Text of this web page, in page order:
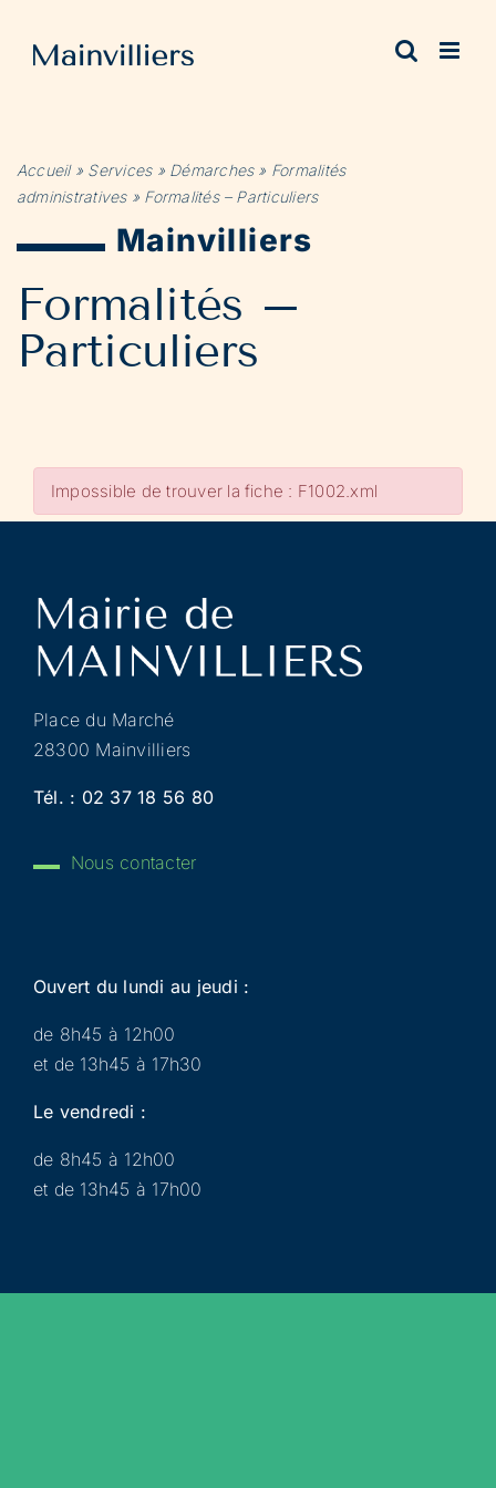
contenu
Accueil» Services» Démarches» Formalités
administratives» Formalités – Particuliers
Mainvilliers
Formalités –
Particuliers
Impossible de trouver la fiche : F1002.xml
Place du Marché
28300 Mainvilliers
Tél. : 02 37 18 56 80
Nous contacter
Ouvert du lundi au jeudi :
de 8h45 à 12h00
et de 13h45 à 17h30
Le vendredi :
de 8h45 à 12h00
et de 13h45 à 17h00